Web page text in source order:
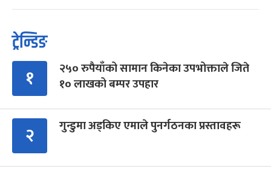
ट्रेन्डिङ
१
२५० रुपैयाँको सामान किनेका उपभोक्ताले जिते
१० लाखको बम्पर उपहार
२ गुन्डुमा अड्किए एमाले पुनर्गठनका प्रस्तावहरू